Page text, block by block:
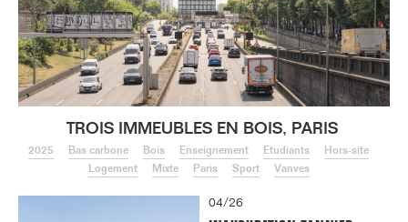
TROIS IMMEUBLES EN BOIS, PARIS
2025 Bas carbone Bois Enseignement Etudiants
Hors-site
Logement
Mixte Paris Sport Vanves
04/26